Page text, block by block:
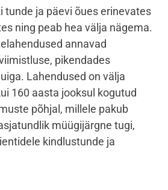
tunde ja päevi õues erinevates
ning peab hea välja nägema.
annavad
pikendades
Lahendused on välja
160 aasta jooksul kogutud
põhjal, millele pakub
müügijärgne tugi,
kindlustunde ja